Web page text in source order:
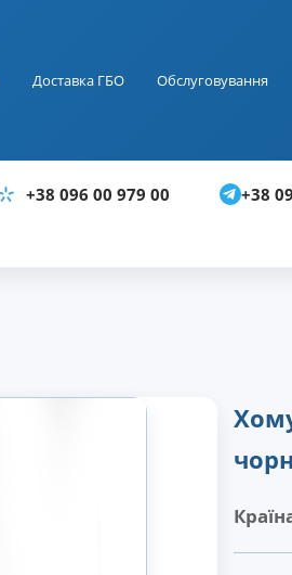
Доставка ГБО Обслуговування
+38 096 00 979 00
+38